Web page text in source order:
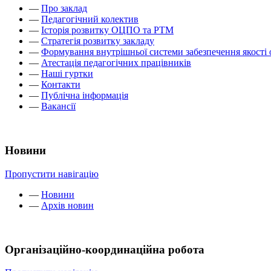
— Про заклад
— Педагогічний колектив
— Історія розвитку ОЦПО та РТМ
— Стратегія розвитку закладу
— Формування внутрішньої системи забезпечення якості
— Атестація педагогічних працівників
— Наші гуртки
— Контакти
— Публічна інформація
— Вакансії
Новини
Пропустити навігацію
— Новини
— Архів новин
Організаційно-координаційна робота